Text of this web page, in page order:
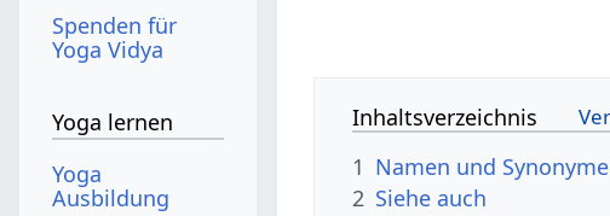
Inhaltsverzeichnis
1 Namen und Synonyme
2 Siehe auch
Spenden für
Yoga Vidya
Yoga lernen
Yoga
Ausbildung